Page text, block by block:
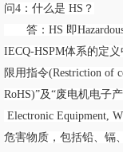
问4：什么是 HS？
答：HS 即Hazardous
IECQ-HSPM体系的定
限用指令(Restriction of
RoHS)”及“废电机电子
Electronic Equipment,
危害物质，包括铅、镉